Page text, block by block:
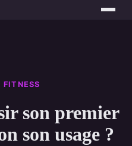
FITNESS
son premier
son usage ?